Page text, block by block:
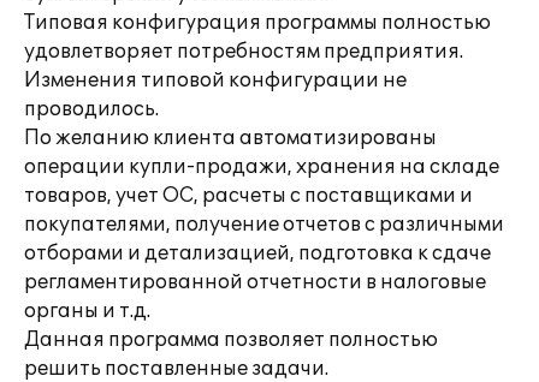
Типовая конфигурация программы полностью
удовлетворяет потребностям предприятия.
Изменения типовой конфигурации не
проводилось.
По желанию клиента автоматизированы
операции купли-продажи, хранения на складе
товаров, учет ОС, расчеты с поставщиками и
покупателями, получение отчетов с различными
отборами и детализацией, подготовка к сдаче
регламентированной отчетности в налоговые
органы и т.д.
Данная программа позволяет полностью
решить поставленные задачи.